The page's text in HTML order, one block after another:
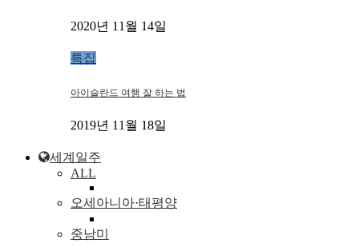
2020년 11월 14일
특집
아이슬란드 여행 잘 하는 법
2019년 11월 18일
세계일주
ALL
오세아니아·태평양
중남미